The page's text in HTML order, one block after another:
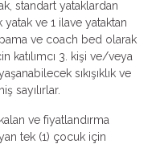
standart yataklardan
ve 1 ilave yataktan
ve coach bed olarak
katılımcı 3. kişi ve/veya
sıkışıklık ve
sayılırlar.
ve fiyatlandırma
tek (1) çocuk için